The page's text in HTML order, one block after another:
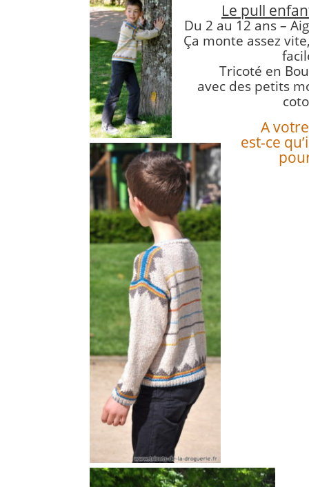
Le pull
Du 2 au 12 ans –
Ça monte assez
Tricoté en
avec des petits
A
est-ce